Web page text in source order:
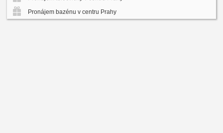
Pronájem bazénu v centru Prahy